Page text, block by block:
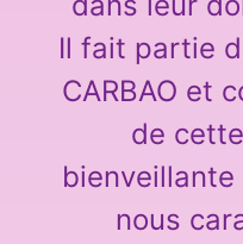
Il fait partie
CARBAO et
de
nous